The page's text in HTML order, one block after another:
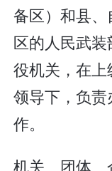
备区）和县
区的人民武
役机关，在
领导下，负
作。
机关、团体